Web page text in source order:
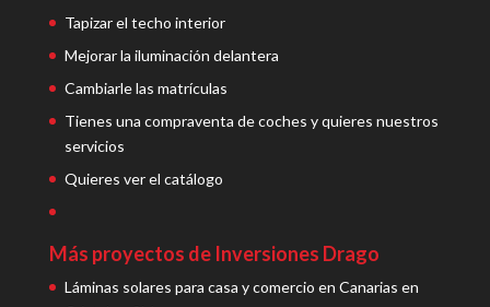
Tapizar el techo interior
Mejorar la iluminación delantera
Cambiarle las matrículas
Tienes una compraventa de coches y quieres nuestros
servicios
Quieres ver el catálogo
Más proyectos de Inversiones Drago
Láminas solares para casa y comercio en Canarias en